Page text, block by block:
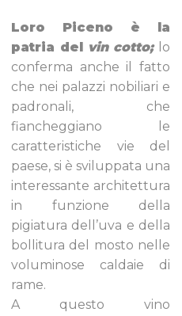
Loro Piceno è la
patria del vin cotto;lo
conferma anche il fatto
che nei palazzi nobiliari e
padronali, che
fiancheggiano le
caratteristiche vie del
paese, si è sviluppata una
interessante architettura
in funzione della
pigiatura dell’uva e della
bollitura del mosto nelle
voluminose caldaie di
rame.
A questo vino